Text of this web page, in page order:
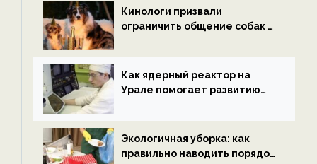
ECOportal
Кинологи призвали
ограничить общение собак с
ECOportal
Как ядерный реактор на
Урале помогает развитию
ECOportal
Экологичная уборка: как
правильно наводить порядок